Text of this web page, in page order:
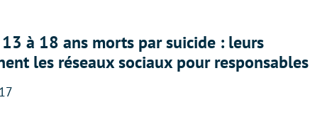
à 18 ans morts par suicide : leurs
les réseaux sociaux pour responsables